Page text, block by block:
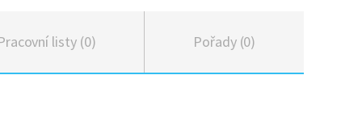
listy (0) Pořady (0)